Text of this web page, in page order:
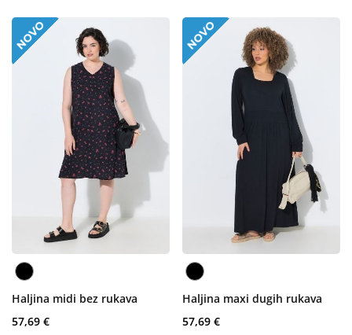
Haljina midi bez rukava
57,69 €
Haljina maxi dugih rukava
57,69 €